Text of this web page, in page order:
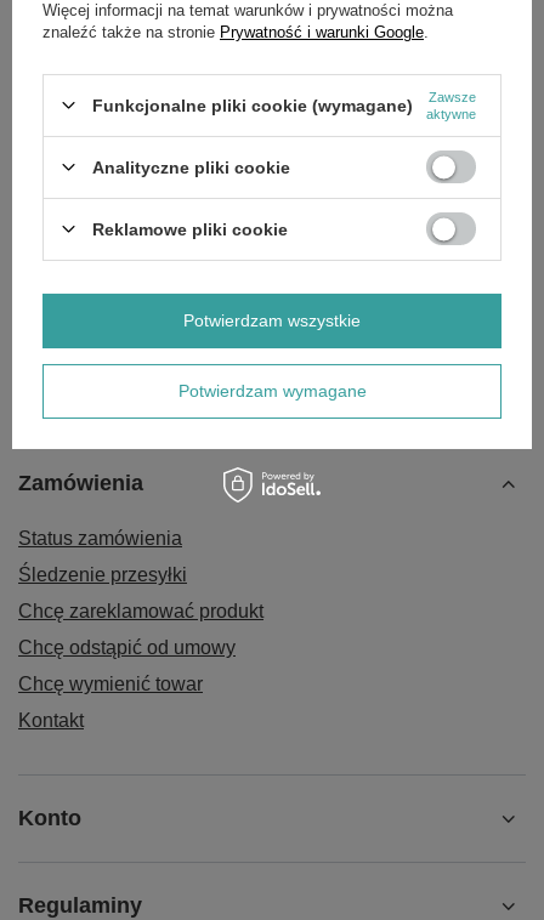
OPINIE (0)
OSTATNIO OGLĄDANE
Dźwignia wysokości koszenia Cedrus kosiarka
KCL20A
9,00 zł
Zamówienia
Status zamówienia
Śledzenie przesyłki
Chcę zareklamować produkt
Chcę odstąpić od umowy
Chcę wymienić towar
Kontakt
Konto
Regulaminy
Więcej informacji na temat warunków i prywatności można
znaleźć także na stronie Prywatność i warunki Google
Funkcjonalne pliki cookie (wymagane)
Zawsze
aktywne
Analityczne pliki cookie
Reklamowe pliki cookie
Potwierdzam wymagane
Potwierdzam wszystkie